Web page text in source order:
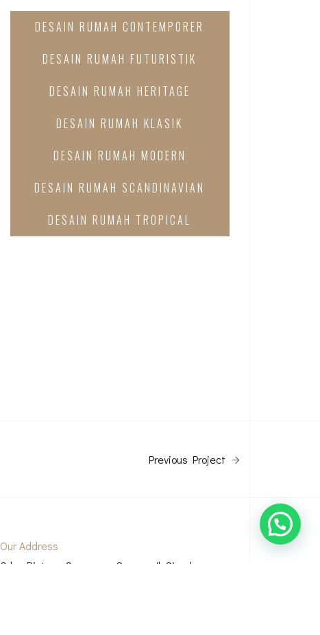
DESAIN RUMAH CONTEMPORER
DESAIN RUMAH FUTURISTIK
DESAIN RUMAH HERITAGE
DESAIN RUMAH KLASIK
DESAIN RUMAH MODERN
DESAIN RUMAH SCANDINAVIAN
DESAIN RUMAH TROPICAL
Previous Project
Our Address
Grha Bintoro, Casamora Square Jl. Sirsak,